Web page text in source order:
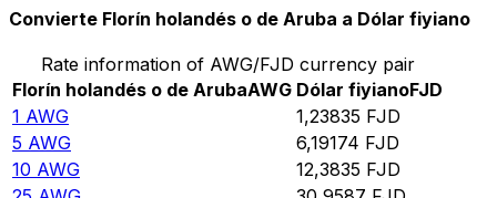
Convierte Florín holandés o de Aruba a Dólar fiyiano
Rate information of AWG/FJD currency pair
Florín holandés o de ArubaAWG Dólar fiyianoFJD
1 AWG 1,23835 FJD
5 AWG 6,19174 FJD
10 AWG 12,3835 FJD